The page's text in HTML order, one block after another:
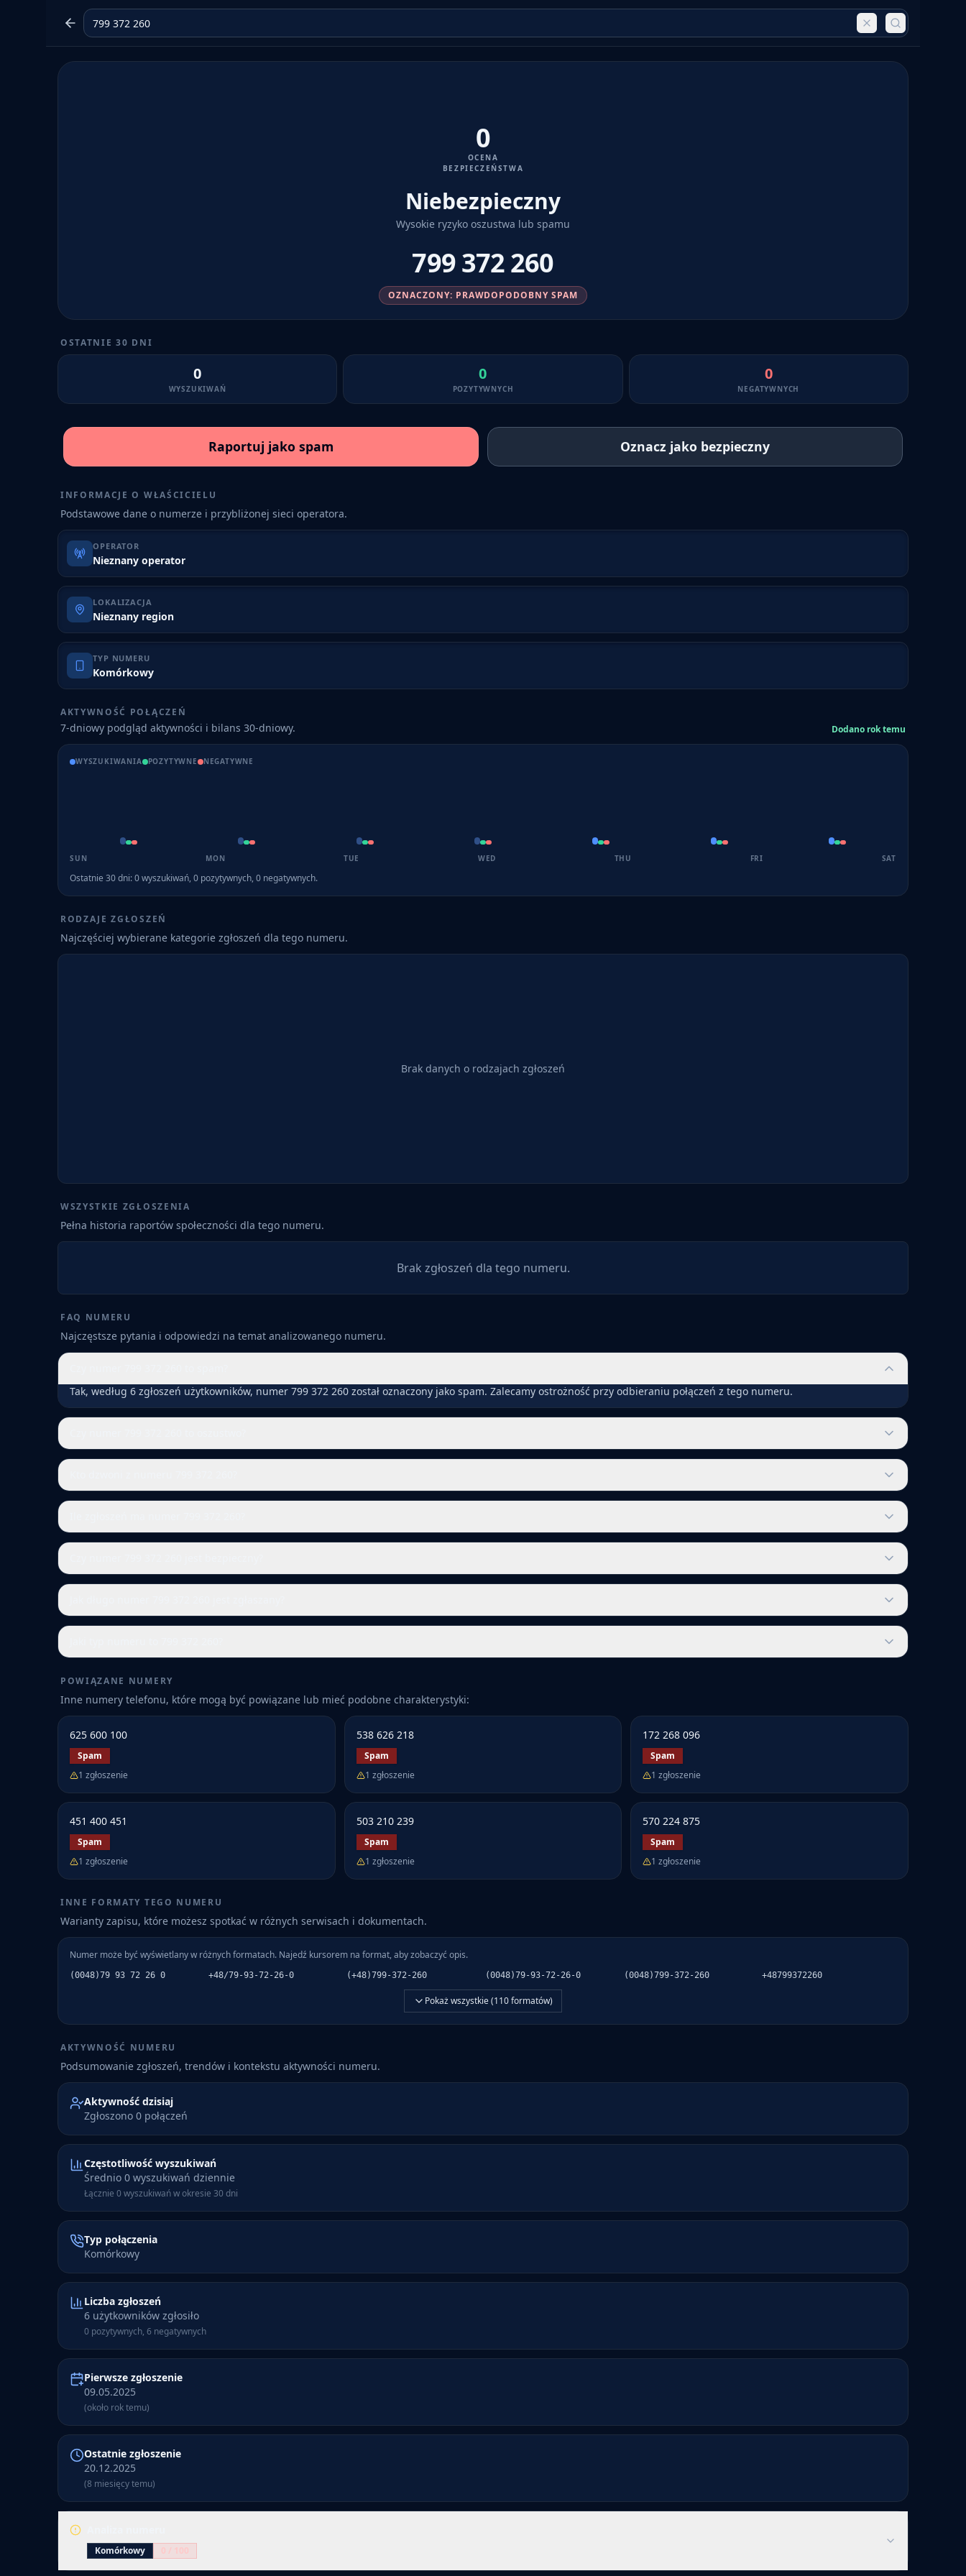
0
OCENA
BEZPIECZEŃSTWA
Niebezpieczny
Wysokie ryzyko oszustwa lub spamu
799 372 260
OZNACZONY: PRAWDOPODOBNY SPAM
OSTATNIE 30 DNI
0
WYSZUKIWAŃ
0
POZYTYWNYCH
0
NEGATYWNYCH
Raportuj jako spam Oznacz jako bezpieczny
INFORMACJE O WŁAŚCICIELU
Podstawowe dane o numerze i przybliżonej sieci operatora.
OPERATOR
Nieznany operator
LOKALIZACJA
Nieznany region
TYP NUMERU
Komórkowy
AKTYWNOŚĆ POŁĄCZEŃ
7-dniowy podgląd aktywności i bilans 30-dniowy. Dodano rok temu
WYSZUKIWANIA POZYTYWNE NEGATYWNE
SUN MON TUE WED THU FRI SAT
Ostatnie 30 dni:0wyszukiwań,0 pozytywnych,0 negatywnych.
RODZAJE ZGŁOSZEŃ
Najczęściej wybierane kategorie zgłoszeń dla tego numeru.
Brak danych o rodzajach zgłoszeń
WSZYSTKIE ZGŁOSZENIA
Pełna historia raportów społeczności dla tego numeru.
Brak zgłoszeń dla tego numeru.
FAQ NUMERU
Najczęstsze pytania i odpowiedzi na temat analizowanego numeru.
Tak, według 6 zgłoszeń użytkowników, numer 799 372 260 został oznaczony jako spam. Zalecamy ostrożność przy odbieraniu połączeń z tego numeru.
POWIĄZANE NUMERY
Inne numery telefonu, które mogą być powiązane lub mieć podobne charakterystyki:
625 600 100
Spam
1 zgłoszenie
538 626 218
Spam
1 zgłoszenie
172 268 096
Spam
1 zgłoszenie
451 400 451
Spam
1 zgłoszenie
503 210 239
Spam
1 zgłoszenie
570 224 875
Spam
1 zgłoszenie
INNE FORMATY TEGO NUMERU
Warianty zapisu, które możesz spotkać w różnych serwisach i dokumentach.
Numer może być wyświetlany w różnych formatach. Najedź kursorem na format, aby zobaczyć opis.
(0048)79 93 72 26 0 +48/79-93-72-26-0 (+48)799-372-260 (0048)79-93-72-26-0 (0048)799-372-260 +48799372260
Pokaż wszystkie (110formatów)
AKTYWNOŚĆ NUMERU
Podsumowanie zgłoszeń, trendów i kontekstu aktywności numeru.
Aktywność dzisiaj
Zgłoszono 0 połączeń
Częstotliwość wyszukiwań
Średnio 0 wyszukiwań dziennie
Łącznie 0 wyszukiwań w okresie 30 dni
Typ połączenia
Komórkowy
Liczba zgłoszeń
6 użytkowników zgłosiło
0 pozytywnych, 6 negatywnych
Pierwsze zgłoszenie
09.05.2025
(około rok temu)
Ostatnie zgłoszenie
20.12.2025
(8 miesięcy temu)
Komórkowy